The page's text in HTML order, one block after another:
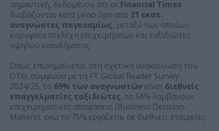
σημαντική, δεδομένου ότι οι Financial Times
διαβάζονται κατά μέσο όρο από 21 εκατ.
αναγνώστες παγκοσμίως, μεταξύ των οποίων
κορυφαία στελέχη επιχειρήσεων και ταξιδιώτες
υψηλού εισοδήματος.
Όπως επισημαίνεται στη σχετική ανακοίνωση του
ΟΤΘ, σύμφωνα με τη FT Global Reader Survey
2024/25, το 69% των αναγνωστών είναι διεθνείς
επαγγελματίες ταξιδιώτες, το 56% λαμβάνουν
επιχειρηματικές αποφάσεις (Business Decision-
Makers), ενώ το 75% εργάζεται σε διεθνείς εταιρείες.